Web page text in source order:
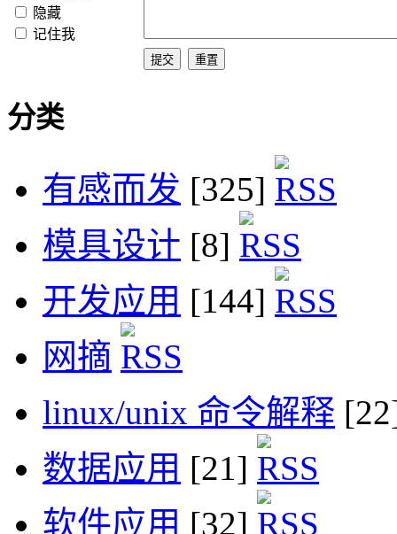
隐藏
记住我
分类
有感而发 [325]
模具设计 [8]
开发应用 [144]
网摘
linux/unix 命令解释
数据应用 [21]
软件应用 [32]